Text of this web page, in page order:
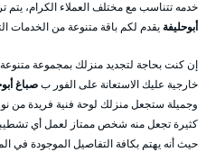
خدمه تتناسب مع مختلف العملاء الكرام، يتم
أبوحليفة يقدم لكم باقة متنوعة من الخدمات
إن كنت بحاجة لتجديد منزلك بمجموعة
خارجية عليك الاستعانة على الفور بصباغ
وجميلة ستجعل منزلك لوحة فنية فريدة من
كثيرة تجعل منه شخص ممتاز لعمل أي
حيث أنه يهتم بكافة التفاصيل الموجودة